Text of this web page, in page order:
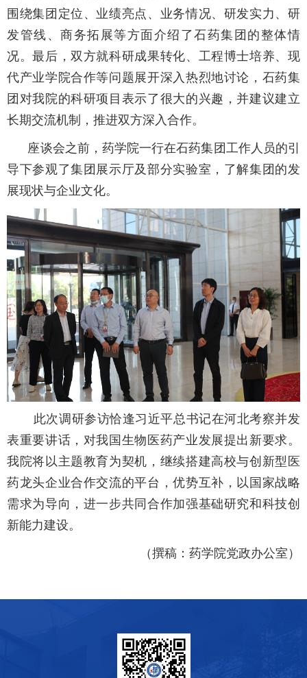
围绕集团定位、业绩亮点、业务情况、研发实力、研
发管线、商务拓展等方面介绍了石药集团的整体情
况。最后，双方就科研成果转化、工程博士培养、现
代产业学院合作等问题展开深入热烈地讨论，石药集
团对我院的科研项目表示了很大的兴趣，并建议建立
长期交流机制，推进双方深入合作。
座谈会之前，药学院一行在石药集团工作人员的引
导下参观了集团展示厅及部分实验室，了解集团的发
展现状与企业文化。
此次调研参访恰逢习近平总书记在河北考察并发
表重要讲话，对我国生物医药产业发展提出新要求。
我院将以主题教育为契机，继续搭建高校与创新型医
药龙头企业合作交流的平台，优势互补，以国家战略
需求为导向，进一步共同合作加强基础研究和科技创
新能力建设。
（撰稿：药学院党政办公室）